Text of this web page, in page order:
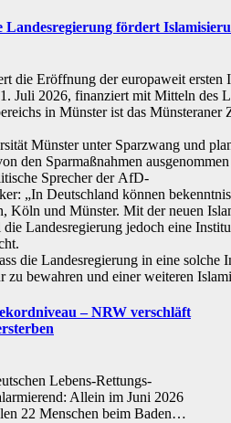
fördert
die Eröffnung der europaweit ersten
Juli 2026, finanziert mit Mitteln des
in Münster ist das
Münster unter Sparzwang und
den Sparmaßnahmen
Sprecher der AfD-
„In Deutschland können
Köln und Münster. Mit der neuen
Landesregierung jedoch eine
die Landesregierung in eine
bewahren und einer weiteren
– NRW verschläft
Lebens-Rettungs-
Allein im Juni 2026
22 Menschen beim Baden…